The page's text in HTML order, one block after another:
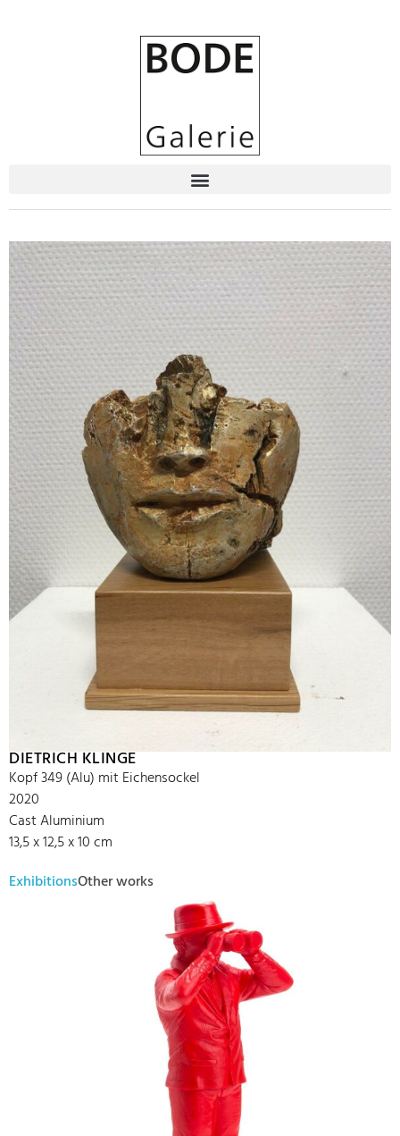
DIETRICH KLINGE
Kopf 349 (Alu) mit Eichensockel
2020
Cast Aluminium
13,5 x 12,5 x 10 cm
ExhibitionsOther works